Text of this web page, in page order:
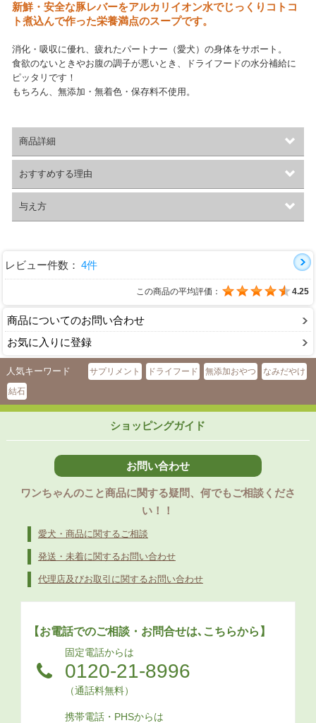
新鮮・安全な豚レバーをアルカリイオン水でじっくりコトコ
ト煮込んで作った栄養満点のスープです。
消化・吸収に優れ、疲れたパートナー（愛犬）の身体をサポート。
食欲のないときやお腹の調子が悪いとき、ドライフードの水分補給に
ピッタリです！
もちろん、無添加・無着色・保存料不使用。
商品詳細
おすすめする理由
与え方
レビュー件数： 4件
この商品の平均評価： 4.25
商品についてのお問い合わせ
お気に入りに登録
人気キーワード サプリメント ドライフード 無添加おやつ
なみだやけ
結石
ショッピングガイド
お問い合わせ
ワンちゃんのこと商品に関する疑問、何でもご相談くださ
い！！
愛犬・商品に関するご相談
発送・未着に関するお問い合わせ
代理店及びお取引に関するお問い合わせ
【お電話でのご相談・お問合せは､こちらから】
固定電話からは
0120-21-8996
（通話料無料）
携帯電話・PHSからは